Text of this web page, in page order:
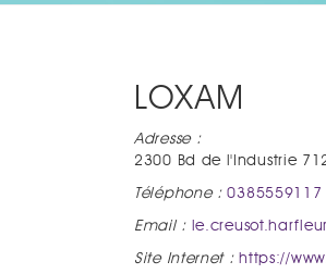
LOXAM
Adresse :
2300 Bd de l'Industrie
Téléphone : 0385559117
Email :
Site Internet : https://